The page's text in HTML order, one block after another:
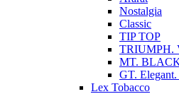
Nostalgia
Classic
TIP TOP
TRIUMPH.
MT.
GT.
Lex Tobacco